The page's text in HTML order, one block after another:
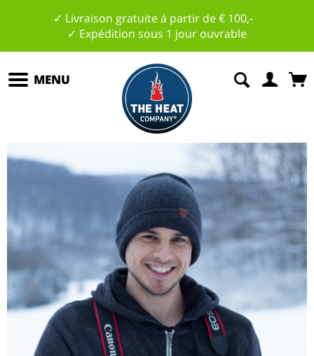
✓ Livraison gratuite á partir de € 100,-
✓ Expédition sous 1 jour ouvrable
MENU